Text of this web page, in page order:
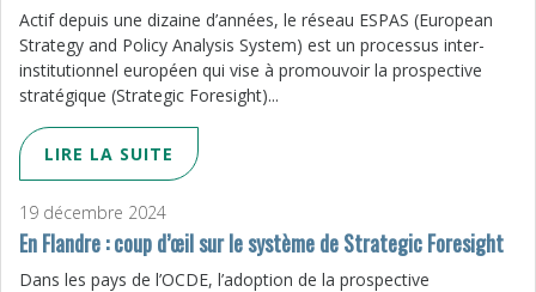
Actif depuis une dizaine d’années, le réseau ESPAS (European
Strategy and Policy Analysis System) est un processus inter-
institutionnel européen qui vise à promouvoir la prospective
stratégique (Strategic Foresight)...
LIRE LA SUITE
19 décembre 2024
En Flandre : coup d’œil sur le système de Strategic Foresight
Dans les pays de l’OCDE, l’adoption de la prospective